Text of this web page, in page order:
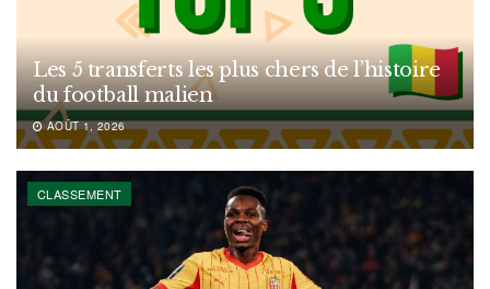
Les 5 transferts les plus chers de l’histoire
du football malien
AOÛT 1, 2026
CLASSEMENT